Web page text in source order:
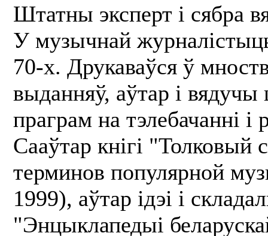
Штатны эксперт і сябра
У музычнай
70-х. Друкаваўся ў
выданняў, аўтар і вядучы
праграм на тэлебачанні і
Сааўтар кнігі "Толковый
терминов популярной
1999), аўтар ідэі і
"Энцыклапедыі